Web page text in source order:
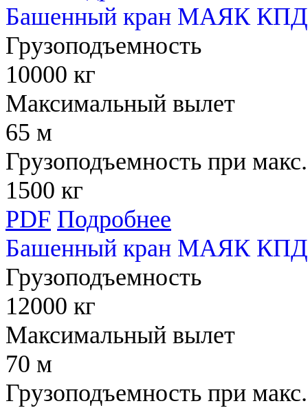
Башенный кран МАЯК КПД
Грузоподъемность
10000 кг
Максимальный вылет
65 м
Грузоподъемность при
1500 кг
PDF Подробнее
Башенный кран МАЯК КПД
Грузоподъемность
12000 кг
Максимальный вылет
70 м
Грузоподъемность при